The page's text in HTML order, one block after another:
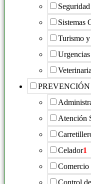
Sistemas
Turismo
Veterinaria
Atención
Celador1
Control